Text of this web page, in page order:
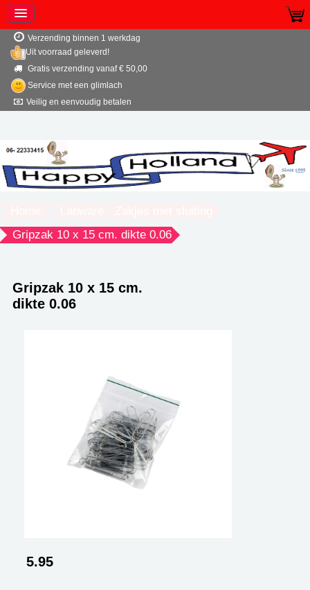
Verzending binnen 1 werkdag
Uit voorraad geleverd!
Gratis verzending vanaf € 50,00
Service met een glimlach
Veilig en eenvoudig betalen
Gripzak 10 x 15 cm. dikte 0.06
Gripzak 10 x 15 cm.
dikte 0.06
5.95